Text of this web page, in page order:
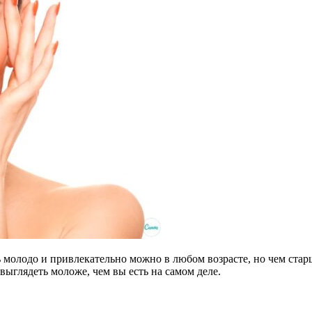
молодо и привлекательно можно в любом возрасте, но чем
моложе, чем вы есть на самом деле.